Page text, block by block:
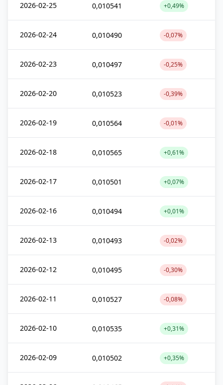
2026-02-25 0,010541 +0,49%
2026-02-24 0,010490 -0,07%
2026-02-23 0,010497 -0,25%
2026-02-20 0,010523 -0,39%
2026-02-19 0,010564 -0,01%
2026-02-18 0,010565 +0,61%
2026-02-17 0,010501 +0,07%
2026-02-16 0,010494 +0,01%
2026-02-13 0,010493 -0,02%
2026-02-12 0,010495 -0,30%
2026-02-11 0,010527 -0,08%
2026-02-10 0,010535 +0,31%
2026-02-09 0,010502 +0,35%